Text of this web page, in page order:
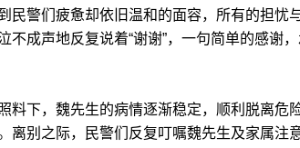
民警们疲惫却依旧温和的面容，所有的担忧
不成声地反复说着“谢谢”，一句简单的感谢
下，魏先生的病情逐渐稳定，顺利脱离危
离别之际，民警们反复叮嘱魏先生及家属注